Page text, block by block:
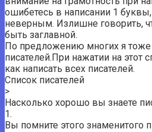
ошибетесь в написании 1
неверным. Излишне говорить,
быть заглавной.
По предложению многих я
писателей.При нажатии на этот
как написать всех писателей.
Список писателей
>
Насколько хорошо вы знаете
1.
Вы помните этого знаменитого